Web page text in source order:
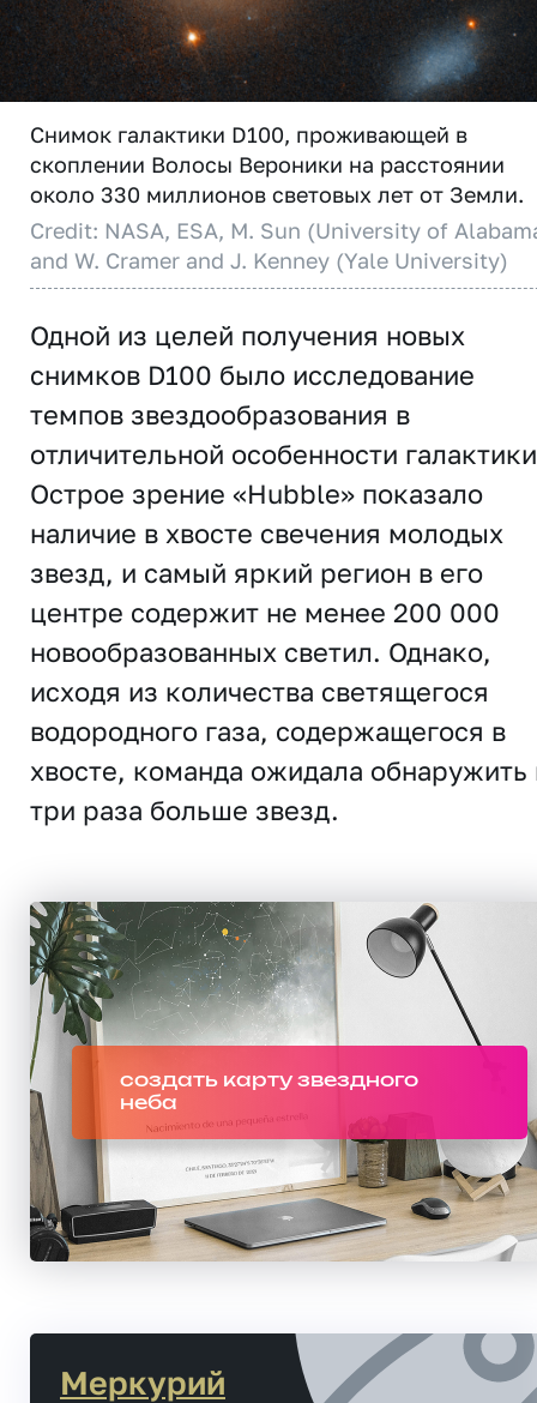
Снимок галактики D100, проживающей в
скоплении Волосы Вероники на расстоянии
около 330 миллионов световых лет от Земли.
Credit: NASA, ESA, M. Sun (University of
and W. Cramer and J. Kenney (Yale University)
Одной из целей получения новых
снимков D100 было исследование
темпов звездообразования в
отличительной особенности
Острое зрение «Hubble» показало
наличие в хвосте свечения молодых
звезд, и самый яркий регион в его
центре содержит не менее 200 000
новообразованных светил. Однако,
исходя из количества светящегося
водородного газа, содержащегося в
хвосте, команда ожидала обнаружить
три раза больше звезд.
создать карту звездного
неба
Меркурий